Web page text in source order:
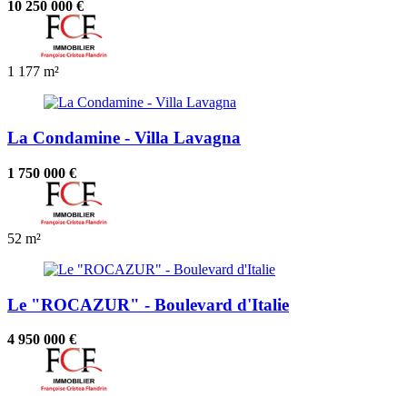
10 250 000 €
1 177 m²
La Condamine - Villa Lavagna
1 750 000 €
52 m²
Le "ROCAZUR" - Boulevard d'Italie
4 950 000 €